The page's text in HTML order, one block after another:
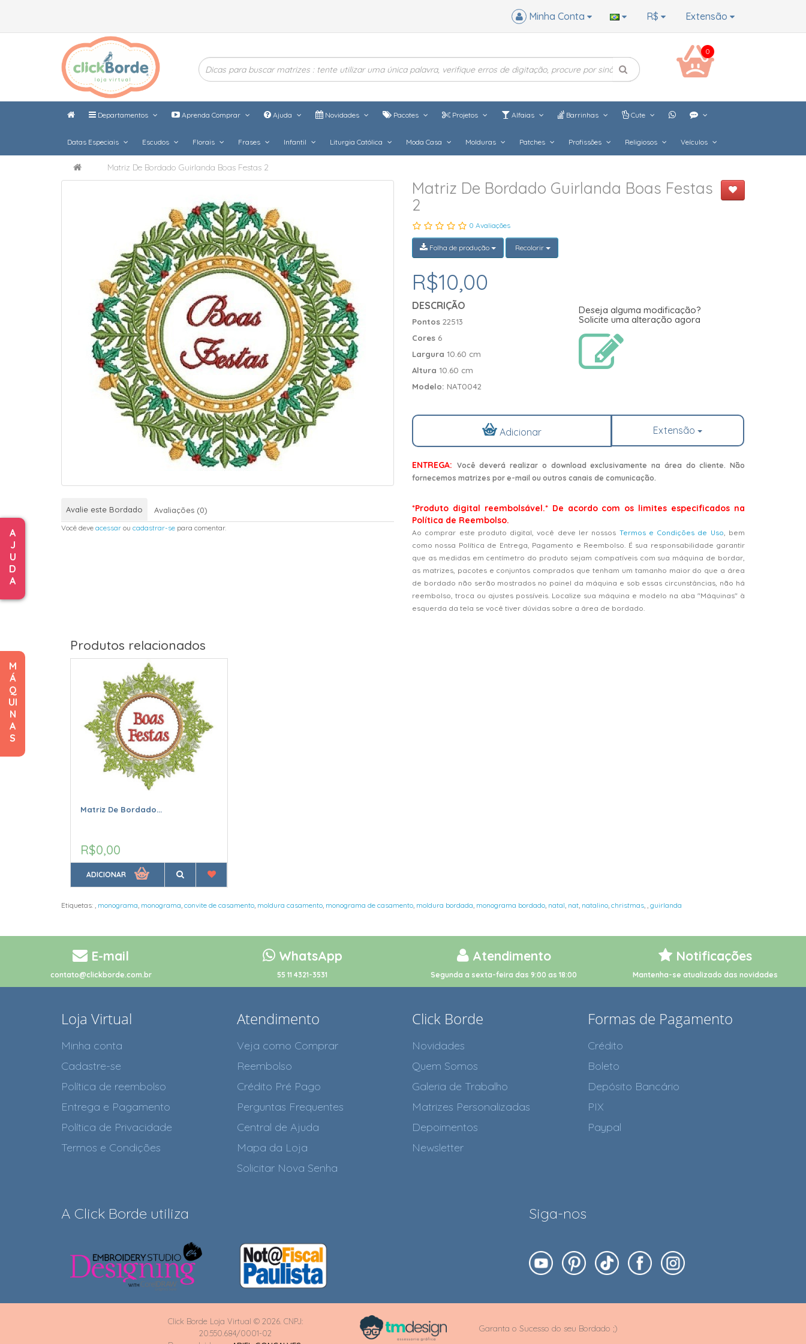
A
J
U
D
A
M
Á
Q
UI
N
A
S
Extensão
R$
Minha Conta
0
Departamentos Aprenda Comprar Ajuda Novidades Pacotes Projetos Alfaias Barrinhas Cute
Datas Especiais Escudos Florais Frases Infantil Liturgia Católica Moda Casa Molduras Patches Profissões Religiosos Veículos
Matriz De Bordado Guirlanda Boas Festas 2
Avalie este Bordado Avaliações (0)
Você deve acessar ou cadastrar-se para comentar.
Matriz De Bordado Guirlanda Boas Festas
2
0 Avaliações
Folha de produção Recolorir
R$10,00
DESCRIÇÃO
Pontos 22513
Cores 6
Largura 10.60 cm
Altura 10.60 cm
Modelo: NAT0042
Deseja alguma modificação?
Solicite uma alteração agora
Adicionar Extensão
ENTREGA: Você deverá realizar o download exclusivamente na área do cliente. Não
fornecemos matrizes por e-mail ou outros canais de comunicação.
*Produto digital reembolsável.* De acordo com os limites especificados na
Política de Reembolso.
Ao comprar este produto digital, você deve ler nossos Termos e Condições de Uso , bem
como nossa Política de Entrega, Pagamento e Reembolso. É sua responsabilidade garantir
que as medidas em centímetro do produto sejam compatíveis com sua máquina de bordar,
as matrizes, pacotes e conjuntos comprados que tenham um tamanho maior do que a área
de bordado não serão mostrados no painel da máquina e sob essas circunstâncias, não há
reembolso, troca ou ajustes possíveis. Localize sua máquina e modelo na aba "Máquinas" à
esquerda da tela se você tiver dúvidas sobre a área de bordado.
Produtos relacionados
Matriz De Bordado...
R$0,00
ADICIONAR
Etiquetas: , monograma, monograma, convite de casamento, moldura casamento, monograma de casamento, moldura bordada, monograma bordado, natal, nat, natalino, christmas, , guirlanda
E-mail
contato@clickborde.com.br
WhatsApp
55 11 4321-3531
Atendimento
Segunda a sexta-feira das 9:00 as 18:00
Notificações
Mantenha-se atualizado das novidades
Loja Virtual
Minha conta
Cadastre-se
Política de reembolso
Entrega e Pagamento
Política de Privacidade
Termos e Condições
Atendimento
Veja como Comprar
Reembolso
Crédito Pré Pago
Perguntas Frequentes
Central de Ajuda
Mapa da Loja
Solicitar Nova Senha
Click Borde
Novidades
Quem Somos
Galeria de Trabalho
Matrizes Personalizadas
Depoimentos
Newsletter
Formas de Pagamento
Crédito
Boleto
Depósito Bancário
PIX
Paypal
A Click Borde utiliza Siga-nos
Click Borde Loja Virtual © 2026. CNPJ:
20.550.684/0001-02
Garanta o Sucesso do seu Bordado ;)